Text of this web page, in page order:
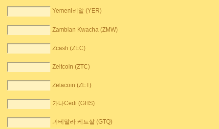
Yemeni리알 (YER)
Zambian Kwacha (ZMW)
Zcash (ZEC)
Zeitcoin (ZTC)
Zetacoin (ZET)
가나Cedi (GHS)
과테말라 케트살 (GTQ)